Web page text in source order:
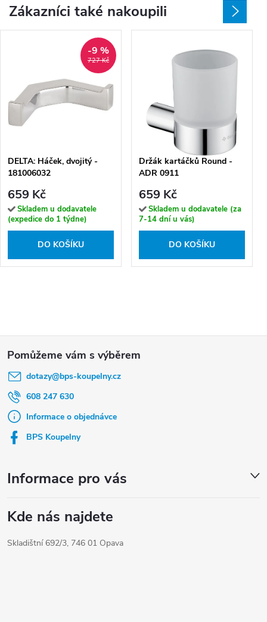
Zákazníci také nakoupili
727 Kč
-9 %
DELTA: Háček, dvojitý -
181006032
659 Kč
Skladem u dodavatele
(expedice do 1 týdne)
DO KOŠÍKU
Držák kartáčků Round -
ADR 0911
659 Kč
Skladem u dodavatele (za
7-14 dní u vás)
DO KOŠÍKU
dotazy@bps-koupelny.cz
608 247 630
Informace o objednávce
BPS Koupelny
Informace pro vás
Kde nás najdete
Skladištní 692/3, 746 01 Opava